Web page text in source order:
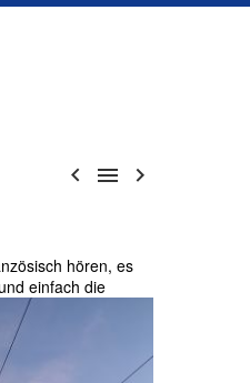
  
hören, es
einfach die